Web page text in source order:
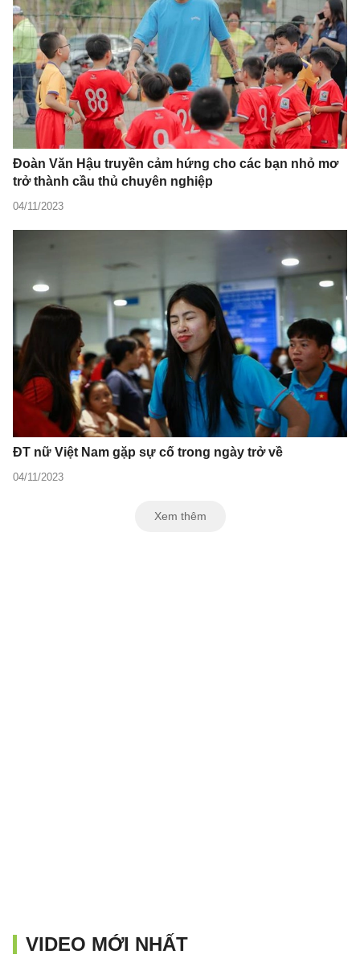
Đoàn Văn Hậu truyền cảm hứng cho các bạn nhỏ mơ
trở thành cầu thủ chuyên nghiệp
04/11/2023
ĐT nữ Việt Nam gặp sự cố trong ngày trở về
04/11/2023
Xem thêm
VIDEO MỚI NHẤT